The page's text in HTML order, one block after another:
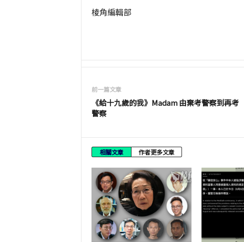
棱角編輯部
前一篇文章
《給十九歲的我》Madam 由棄考警察到再考
警察
相關文章 作者更多文章